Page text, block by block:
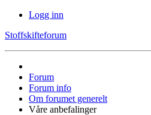
Logg inn
Stoffskifteforum
Forum
Forum info
Om forumet generelt
Våre anbefalinger